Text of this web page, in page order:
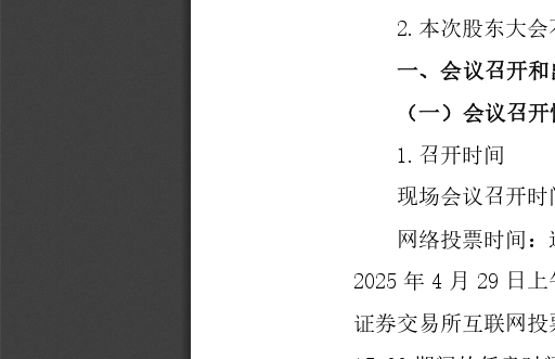
2.本次股东大会
一、会议召开和
（一）会议召
1.召开时间
现场会议召开时
网络投票时间
2025 年 4 月 29 日上
证券交易所互联网